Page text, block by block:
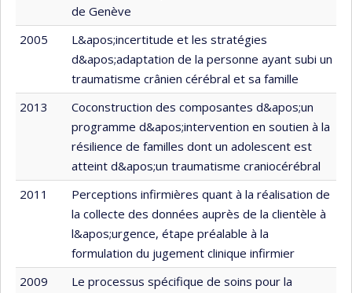
de Genève
2005
L&apos;incertitude et les stratégies
d&apos;adaptation de la personne ayant subi un
traumatisme crânien cérébral et sa famille
2013
Coconstruction des composantes d&apos;un
programme d&apos;intervention en soutien à la
résilience de familles dont un adolescent est
atteint d&apos;un traumatisme craniocérébral
2011
Perceptions infirmières quant à la réalisation de
la collecte des données auprès de la clientèle à
l&apos;urgence, étape préalable à la
formulation du jugement clinique infirmier
2009
Le processus spécifique de soins pour la